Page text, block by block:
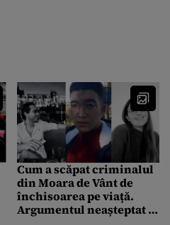
Cum a scăpat criminalul
din Moara de Vânt de
închisoarea pe viață.
Argumentul neașteptat al